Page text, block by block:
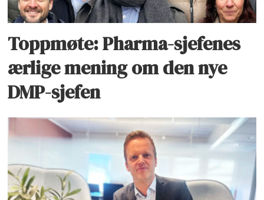
Toppmøte: Pharma-sjefenes
ærlige mening om den nye
DMP-sjefen